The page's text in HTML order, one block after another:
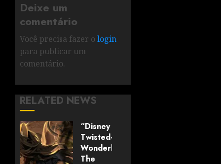
Deixe um
comentário
Você precisa fazer o login
para publicar um
comentário.
RELATED NEWS
“Disney
Twisted-
Wonderland:
The